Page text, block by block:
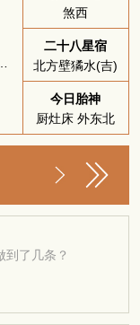
酱 亥不嫁娶
煞西
二十八星宿
北方壁獝水(吉)
今日胎神
厨灶床 外东北
到了几条？